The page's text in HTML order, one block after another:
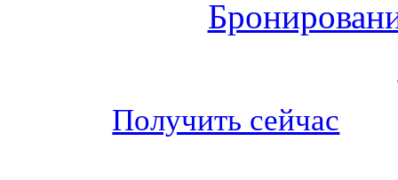
Получить сейчас